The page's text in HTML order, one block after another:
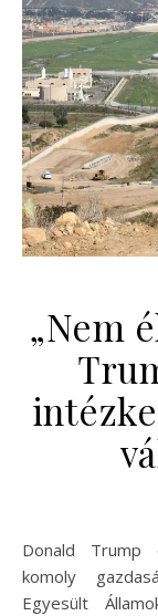
„Nem
Donald Trump elnök bevándorlásellenes intézkedései
komoly
Egyesült